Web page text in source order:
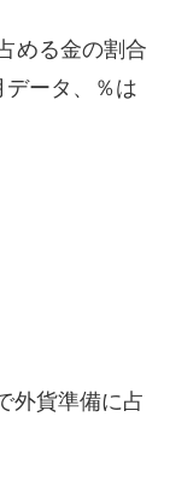
める金の割合
ータ、％は
外貨準備に占